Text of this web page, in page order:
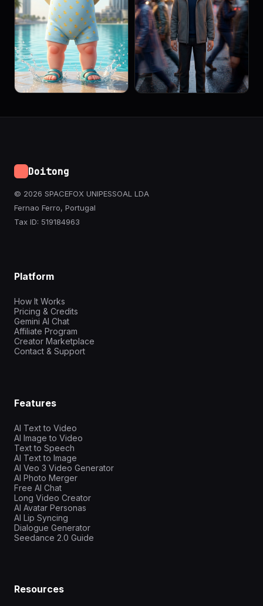
Doitong
© 2026 SPACEFOX UNIPESSOAL LDA
Fernao Ferro, Portugal
Tax ID: 519184963
Platform
How It Works
Pricing & Credits
Gemini AI Chat
Affiliate Program
Creator Marketplace
Contact & Support
Features
AI Text to Video
AI Image to Video
Text to Speech
AI Text to Image
AI Veo 3 Video Generator
AI Photo Merger
Free AI Chat
Long Video Creator
AI Avatar Personas
AI Lip Syncing
Dialogue Generator
Seedance 2.0 Guide
Resources